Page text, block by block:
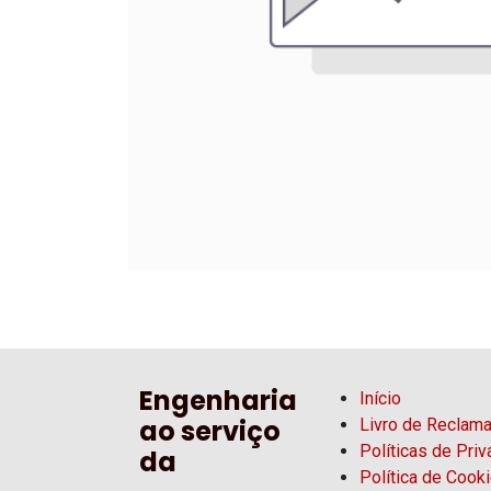
Engenharia
ao serviço
da
Início
Livro de
Políticas de
Política de